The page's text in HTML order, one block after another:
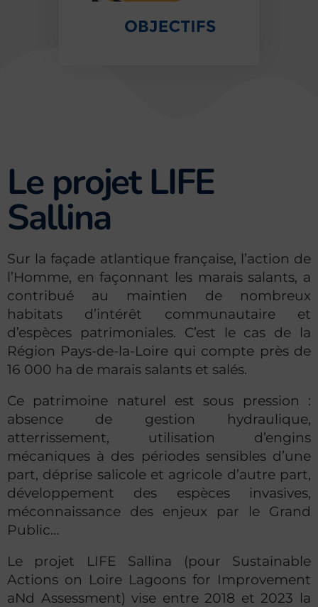
Le projet LIFE
Sallina
Sur la façade atlantique française, l’action de
l’Homme, en façonnant les marais salants, a
contribué au maintien de nombreux
habitats d’intérêt communautaire et
d’espèces patrimoniales. C’est le cas de la
Région Pays-de-la-Loire qui compte près de
16 000 ha de marais salants et salés.
Ce patrimoine naturel est sous pression :
absence de gestion hydraulique,
atterrissement, utilisation d’engins
mécaniques à des périodes sensibles d’une
part, déprise salicole et agricole d’autre part,
développement des espèces invasives,
méconnaissance des enjeux par le Grand
Public…
Le projet LIFE Sallina (pour Sustainable
Actions on Loire Lagoons for Improvement
aNd Assessment) vise entre 2018 et 2023 la